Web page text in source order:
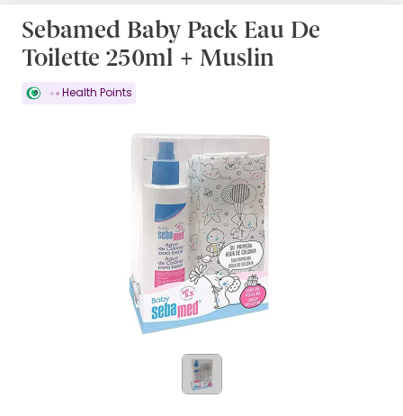
Sebamed Baby Pack Eau De
Toilette 250ml + Muslin
Health Points